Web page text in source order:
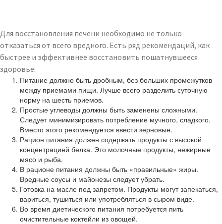
Для восстановления печени необходимо не только
отказаться от всего вредного. Есть ряд рекомендаций, как
быстрее и эффективнее восстановить пошатнувшееся
здоровье:
Питание должно быть дробным, без больших промежутков
между приемами пищи. Лучше всего разделить суточную
норму на шесть приемов.
Простые углеводы должны быть заменены сложными.
Следует минимизировать потребление мучного, сладкого.
Вместо этого рекомендуется ввести зерновые.
Рацион питания должен содержать продукты с высокой
концентрацией белка. Это молочные продукты, нежирные
мясо и рыба.
В рационе питания должны быть «правильные» жиры.
Вредные соусы и майонезы следует убрать.
Готовка на масле под запретом. Продукты могут запекаться,
вариться, тушиться или употребляться в сыром виде.
Во время диетического питания потребуется пить
очистительные коктейли из овощей.